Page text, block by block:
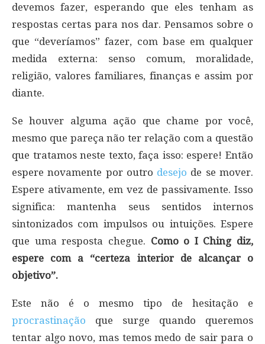
devemos fazer, esperando que eles tenham as
respostas certas para nos dar. Pensamos sobre o
que “deveríamos” fazer, com base em qualquer
medida externa: senso comum, moralidade,
religião, valores familiares, finanças e assim por
diante.
Se houver alguma ação que chame por você,
mesmo que pareça não ter relação com a questão
que tratamos neste texto, faça isso: espere! Então
espere novamente por outro desejo de se mover.
Espere ativamente, em vez de passivamente. Isso
significa: mantenha seus sentidos internos
sintonizados com impulsos ou intuições. Espere
que uma resposta chegue. Como o I Ching diz,
espere com a “certeza interior de alcançar o
objetivo”.
Este não é o mesmo tipo de hesitação e
procrastinação que surge quando queremos
tentar algo novo, mas temos medo de sair para o